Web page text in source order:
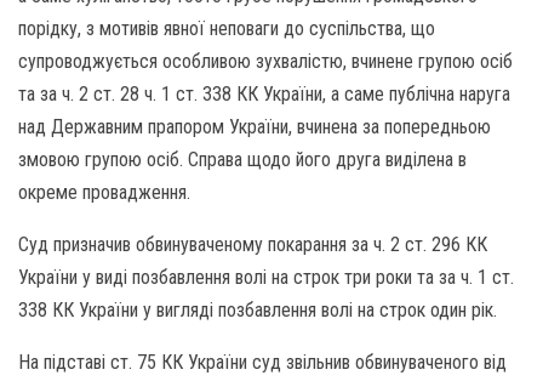
порідку, з мотивів явної неповаги до суспільства, що
супроводжується особливою зухвалістю, вчинене групою осіб
та за ч. 2 ст. 28 ч. 1 ст. 338 КК України, а саме публічна наруга
над Державним прапором України, вчинена за попередньою
змовою групою осіб. Справа щодо його друга виділена в
окреме провадження.
Суд призначив обвинуваченому покарання за ч. 2 ст. 296 КК
України у виді позбавлення волі на строк три роки та за ч. 1 ст.
338 КК України у вигляді позбавлення волі на строк один рік.
На підставі ст. 75 КК України суд звільнив обвинуваченого від